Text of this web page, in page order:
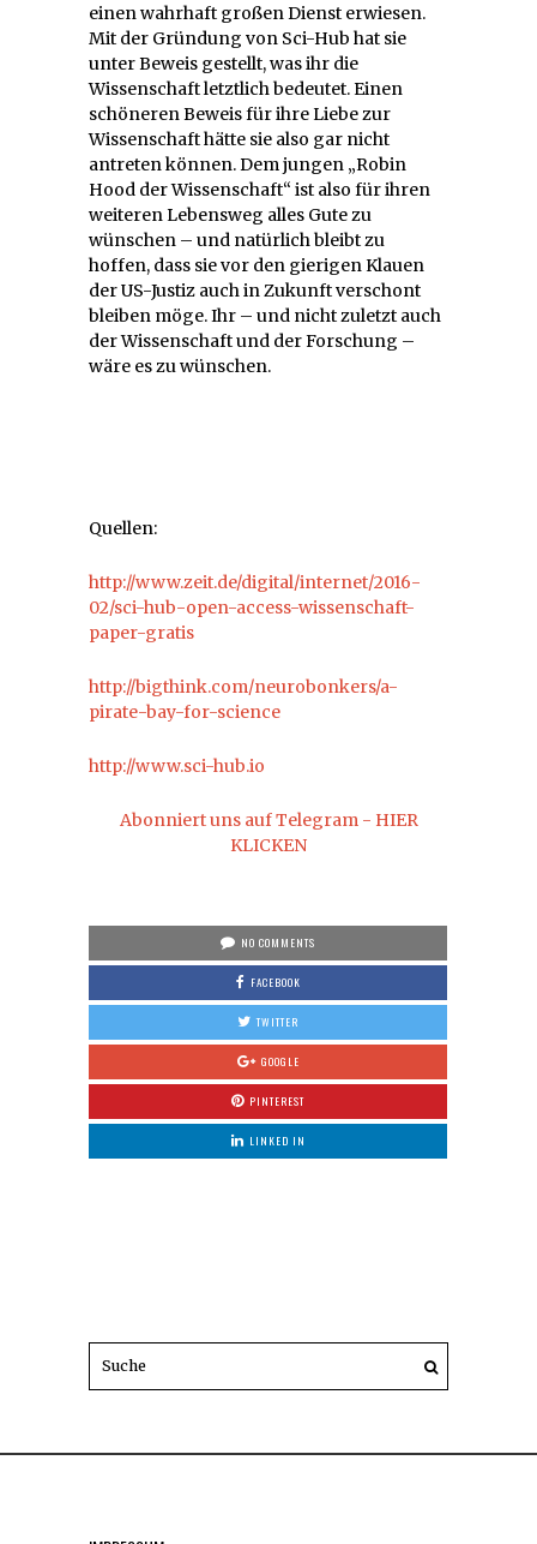
einen wahrhaft großen Dienst erwiesen.
Mit der Gründung von Sci-Hub hat sie
unter Beweis gestellt, was ihr die
Wissenschaft letztlich bedeutet. Einen
schöneren Beweis für ihre Liebe zur
Wissenschaft hätte sie also gar nicht
antreten können. Dem jungen „Robin
Hood der Wissenschaft“ ist also für ihren
weiteren Lebensweg alles Gute zu
wünschen – und natürlich bleibt zu
hoffen, dass sie vor den gierigen Klauen
der US-Justiz auch in Zukunft verschont
bleiben möge. Ihr – und nicht zuletzt auch
der Wissenschaft und der Forschung –
wäre es zu wünschen.
Quellen:
http://www.zeit.de/digital/internet/2016-
02/sci-hub-open-access-wissenschaft-
paper-gratis
http://bigthink.com/neurobonkers/a-
pirate-bay-for-science
http://www.sci-hub.io
Abonniert uns auf Telegram - HIER
KLICKEN
NO COMMENTS
FACEBOOK
TWITTER
GOOGLE
PINTEREST
LINKED IN